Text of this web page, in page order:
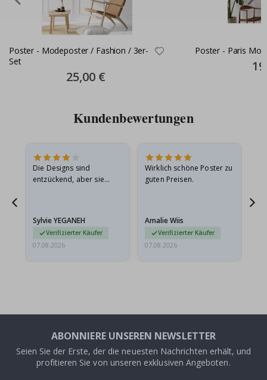
Poster - Modeposter / Fashion / 3er-
Set
Special
Price
25,00 €
Poster - Paris
Kundenbewertungen
Die Designs sind
entzückend, aber sie
sie…
Sylvie YEGANEH
Verifizierter Käufer
07.08.2026
Wirklich schöne Poster zu
guten Preisen.
Amalie Wiis
Verifizierter Käufer
07.08.2026
ABONNIERE UNSEREN NEWSLETTER
Seien Sie der Erste, der die neuesten Nachrichten erhält, und
profitieren Sie von unseren exklusiven Angeboten.